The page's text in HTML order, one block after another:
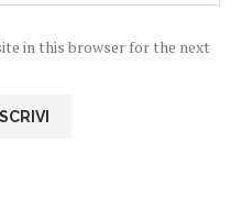
in this browser for the next